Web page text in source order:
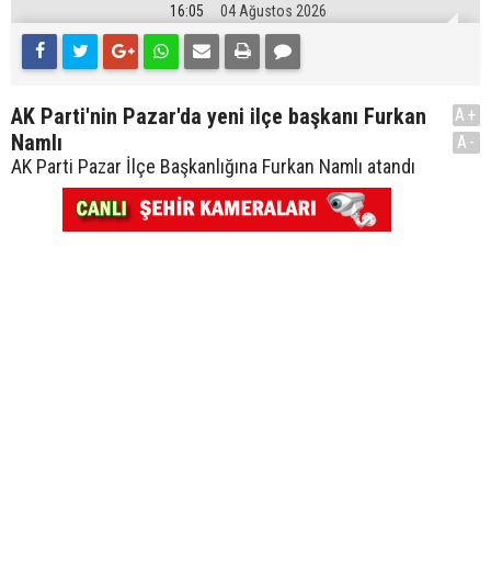
16:05 04 Ağustos 2026
AK Parti'nin Pazar'da yeni ilçe başkanı Furkan
Namlı
AK Parti Pazar İlçe Başkanlığına Furkan Namlı atandı
A+
A-